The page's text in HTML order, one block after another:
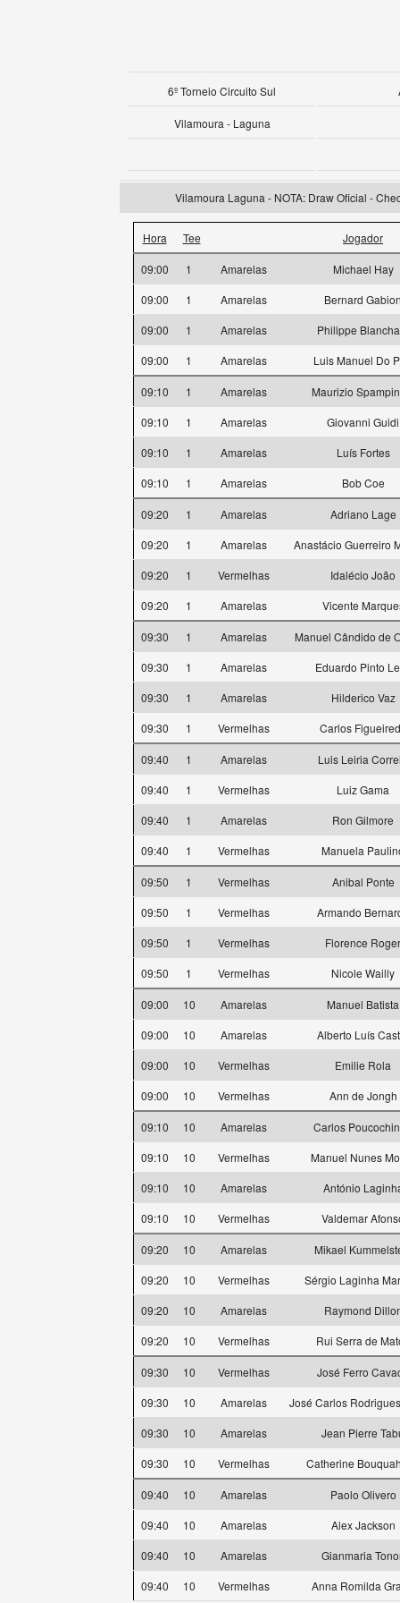
6º Torneio Circuito Sul
Vilamoura - Laguna
Vilamoura Laguna - NOTA: Draw Oficial -
Hora Tee Jogador
09:00 1 Amarelas
Michael Hay
09:00
1 Amarelas
Bernard
09:00
1 Amarelas
Philippe
09:00
1 Amarelas Luis Manuel Do
09:10 1 Amarelas
Maurizio
09:10
1 Amarelas
Giovanni Guidi
09:10
1 Amarelas
Luís Fortes
09:10
1 Amarelas Bob Coe
09:20 1 Amarelas
Adriano Lage
09:20
1 Amarelas
Anastácio Guerreiro
09:20
1 Vermelhas
Idalécio João
09:20
1 Amarelas Vicente
09:30 1 Amarelas
Manuel Cândido de
09:30
1 Amarelas
Eduardo Pinto
09:30
1 Amarelas
Hilderico Vaz
09:30
1 Vermelhas Carlos
09:40 1 Amarelas
Luis Leiria
09:40
1 Vermelhas
Luiz Gama
09:40
1 Amarelas
Ron Gilmore
09:40
1 Vermelhas Manuela
09:50 1 Vermelhas
Anibal Ponte
09:50
1 Vermelhas
Armando
09:50
1 Vermelhas
Florence Roger
09:50
1 Vermelhas Nicole Wailly
09:00 10 Amarelas
Manuel Batista
09:00
10 Amarelas
Alberto Luís
09:00
10 Vermelhas
Emilie Rola
09:00
10 Vermelhas Ann de Jongh
09:10 10 Amarelas
Carlos
09:10
10 Vermelhas
Manuel Nunes
09:10
10 Amarelas
António
09:10
10 Vermelhas Valdemar
09:20 10 Amarelas
Mikael
09:20
10 Vermelhas
Sérgio Laginha
09:20
10 Amarelas
Raymond
09:20
10 Vermelhas Rui Serra de
09:30 10 Vermelhas
José Ferro
09:30
10 Amarelas
José Carlos
09:30
10 Amarelas
Jean Pierre
09:30
10 Vermelhas Catherine
09:40 10 Amarelas
Paolo Olivero
09:40
10 Amarelas
Alex Jackson
09:40
10 Amarelas
Gianmaria
09:40
10 Vermelhas Anna Romilda